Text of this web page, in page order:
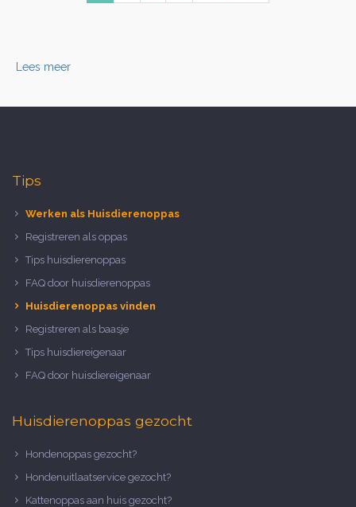
Lees meer
Tips
Werken als Huisdierenoppas
Registreren als oppas
Tips huisdierenoppas
FAQ door huisdierenoppas
Huisdierenoppas vinden
Registreren als baasje
Tips huisdiereigenaar
FAQ door huisdiereigenaar
Huisdierenoppas gezocht
Hondenoppas gezocht?
Hondenuitlaatservice gezocht?
Kattenoppas aan huis gezocht?